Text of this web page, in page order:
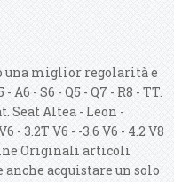
una miglior regolarità e
A6 - S6 - Q5 - Q7 - R8 - TT.
Seat Altea - Leon -
- 3.2T V6 - -3.6 V6 - 4.2 V8
Originali articoli
anche acquistare un solo